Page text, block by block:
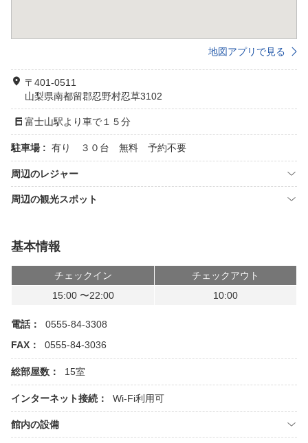
地図アプリで見る
〒401-0511
山梨県南都留郡忍野村忍草3102
富士山駅より車で１５分
駐車場 : 有り ３０台 無料 予約不要
周辺のレジャー
周辺の観光スポット
基本情報
チェックイン
チェックアウト
15:00 〜22:00
10:00
電話：
0555-84-3308
FAX：
0555-84-3036
総部屋数： 15室
インターネット接続： Wi-Fi利用可
館内の設備